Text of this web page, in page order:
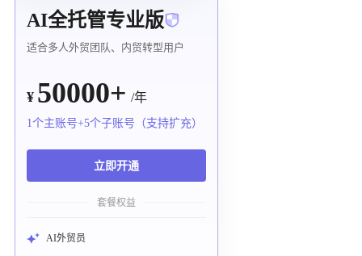
AI全托管专业版
适合多人外贸团队、内贸转型用户
¥ 50000+ /年
1个主账号+5个子账号（支持扩充）
立即开通
套餐权益
AI外贸员